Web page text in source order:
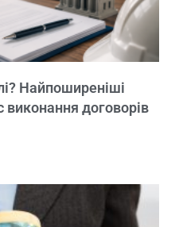
Найпоширеніші
виконання договорів